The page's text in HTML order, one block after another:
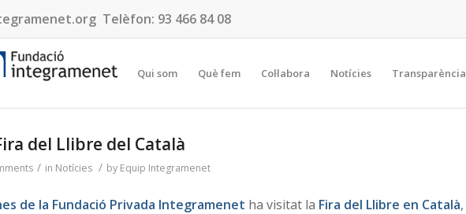
Telèfon: 93 466 84 08
Qui som Què fem Col·labora Notícies Transparència
del Llibre del Català
/ in Notícies / by Equip Integramenet
de la Fundació Privada Integramenet ha visitat la Fira del Llibre en Català,